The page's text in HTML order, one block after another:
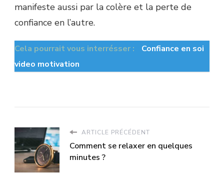
manifeste aussi par la colère et la perte de
confiance en l’autre.
Cela pourrait vous interrésser :
Confiance en soi
video motivation
ARTICLE PRÉCÉDENT
Comment se relaxer en quelques
minutes ?